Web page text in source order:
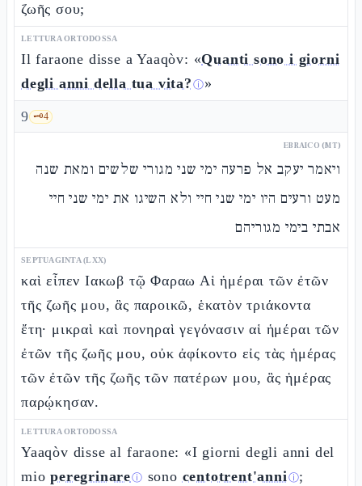
ζωῆς σου;
LETTURA ORTODOSSA
Il faraone disse a Yaaqòv: «Quanti sono i giorni
degli anni della tua vita? ⓘ»
9 🗝️4
EBRAICO (MT)
ויאמר יעקב אל פרעה ימי שני מגורי שלשים ומאת שנה
מעט ורעים היו ימי שני חיי ולא השיגו את ימי שני חיי
אבתי בימי מגוריהם
SEPTUAGINTA (LXX)
καὶ εἶπεν Ιακωβ τῷ Φαραω Αἱ ἡμέραι τῶν ἐτῶν
τῆς ζωῆς μου, ἃς παροικῶ, ἑκατὸν τριάκοντα
ἔτη· μικραὶ καὶ πονηραὶ γεγόνασιν αἱ ἡμέραι τῶν
ἐτῶν τῆς ζωῆς μου, οὐκ ἀφίκοντο εἰς τὰς ἡμέρας
τῶν ἐτῶν τῆς ζωῆς τῶν πατέρων μου, ἃς ἡμέρας
παρῴκησαν.
LETTURA ORTODOSSA
Yaaqòv disse al faraone: «I giorni degli anni del
mioperegrinareⓘ sono centotrent'anniⓘ;